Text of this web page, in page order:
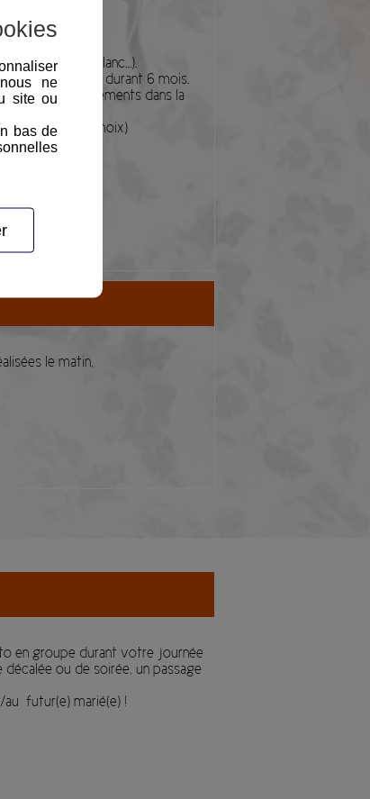
noir et blanc…).
mot de passe, durant 6 mois.
Autres déplacements dans la
photos au choix)
le matin,
en groupe durant votre journée
ou de soirée, un passage
futur(e) marié(e) !
ne
site ou
bas de